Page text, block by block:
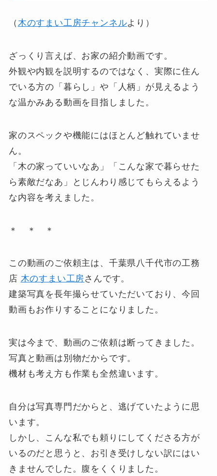
（ 木のすまい工房チャンネルより）
ざっくり言えば、お家の紹介動画です。
外観や内観を説明するのではなく、実際に住ん
でいる方の「暮らし」や「人柄」が見えるよう
な温かみある動画を目指しました。
家のスペックや機能にはほとんど触れていませ
ん。
「木の家っていいなあ」「こんな家で暮らせた
ら素敵だなあ」とじんわり感じてもらえるよう
な内容を考えました。
＊ ＊ ＊
この動画のご依頼主は、千葉県八千代市の工務
店 木のすまい工房さんです。
建築写真を長年撮らせていただいており、今回
動画もお作りすることになりました。
実は今まで、動画のご依頼は断ってきました。
写真と動画は別物だからです。
機材も考え方も作業も全然違います。
自分は写真専門だからと、逃げていたように思
います。
しかし、こんな私でも頼りにしてくださる方が
いるのだと思うと、お引き受けしない訳にはい
きませんでした。腹をくくりました。